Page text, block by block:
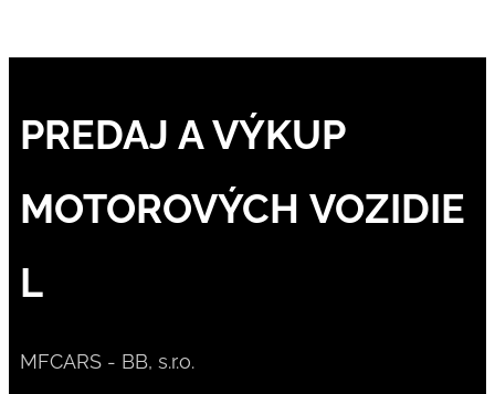
PREDAJ A VÝKUP
MOTOROVÝCH VOZIDIE
L
MFCARS - BB, s.r.o.